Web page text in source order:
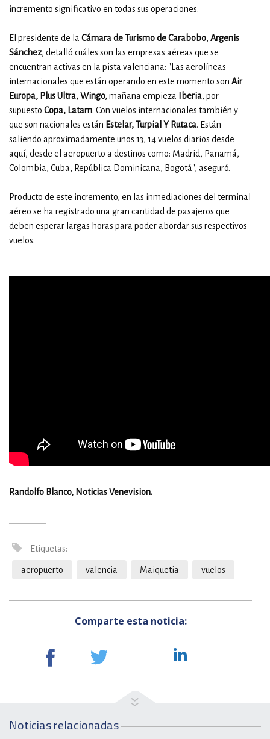
incremento significativo en todas sus operaciones.
El presidente de la Cámara de Turismo de Carabobo, Argenis
Sánchez, detalló cuáles son las empresas aéreas que se
encuentran activas en la pista valenciana: "Las aerolíneas
internacionales que están operando en este momento son Air
Europa, Plus Ultra, Wingo,mañana empieza Iberia, por
supuesto Copa, Latam. Con vuelos internacionales también y
que son nacionales están Estelar, Turpial Y Rutaca. Están
saliendo aproximadamente unos 13, 14 vuelos diarios desde
aquí, desde el aeropuerto a destinos como: Madrid, Panamá,
Colombia, Cuba, República Dominicana, Bogotá", aseguró.
Producto de este incremento, en las inmediaciones del terminal
aéreo se ha registrado una gran cantidad de pasajeros que
deben esperar largas horas para poder abordar sus respectivos
vuelos.
Randolfo Blanco, Noticias Venevision.
Etiquetas:
aeropuerto valencia Maiquetia vuelos
Comparte esta noticia:
Noticias relacionadas